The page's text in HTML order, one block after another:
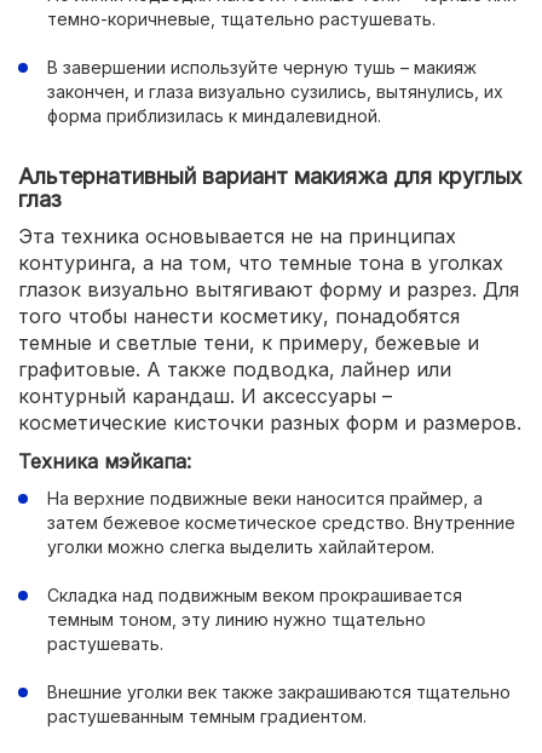
темно-коричневые, тщательно растушевать.
В завершении используйте черную тушь – макияж
закончен, и глаза визуально сузились, вытянулись, их
форма приблизилась к миндалевидной.
Альтернативный вариант макияжа для круглых
глаз
Эта техника основывается не на принципах
контуринга, а на том, что темные тона в уголках
глазок визуально вытягивают форму и разрез. Для
того чтобы нанести косметику, понадобятся
темные и светлые тени, к примеру, бежевые и
графитовые. А также подводка, лайнер или
контурный карандаш. И аксессуары –
косметические кисточки разных форм и размеров.
Техника мэйкапа:
На верхние подвижные веки наносится праймер, а
затем бежевое косметическое средство. Внутренние
уголки можно слегка выделить хайлайтером.
Складка над подвижным веком прокрашивается
темным тоном, эту линию нужно тщательно
растушевать.
Внешние уголки век также закрашиваются тщательно
растушеванным темным градиентом.